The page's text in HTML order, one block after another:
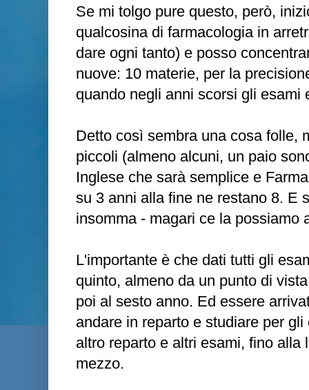
Se mi tolgo pure questo, però,
qualcosina di farmacologia in
dare ogni tanto) e posso
nuove: 10 materie, per la
quando negli anni scorsi gli esami
Detto così sembra una cosa folle,
piccoli (almeno alcuni, un paio
Inglese che sarà semplice e
su 3 anni alla fine ne restano 8. E
insomma - magari ce la possiamo
L'importante è che dati tutti gli
quinto, almeno da un punto di
poi al sesto anno. Ed essere
andare in reparto e studiare per
altro reparto e altri esami, fino alla
mezzo.